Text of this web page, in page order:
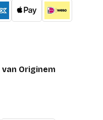
Originem